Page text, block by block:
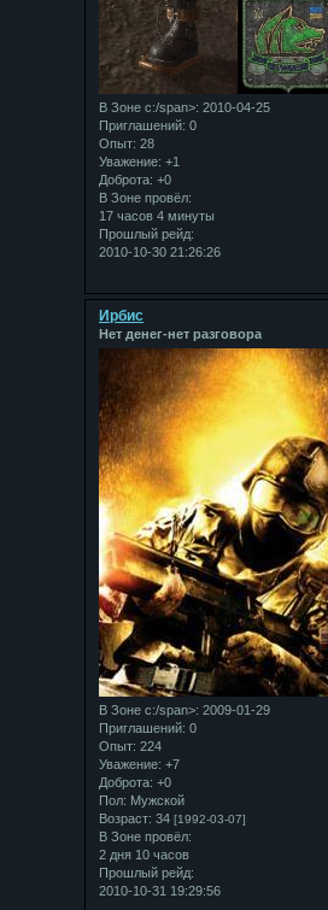
В Зоне с:/span>: 2010-04-25
Приглашений: 0
Опыт: 28
Уважение: +1
Доброта: +0
В Зоне провёл:
17 часов 4 минуты
Прошлый рейд:
2010-10-30 21:26:26
Ирбис
Нет денег-нет разговора
В Зоне с:/span>: 2009-01-29
Приглашений: 0
Опыт: 224
Уважение: +7
Доброта: +0
Пол: Мужской
Возраст: 34 [1992-03-07]
В Зоне провёл:
2 дня 10 часов
Прошлый рейд:
2010-10-31 19:29:56